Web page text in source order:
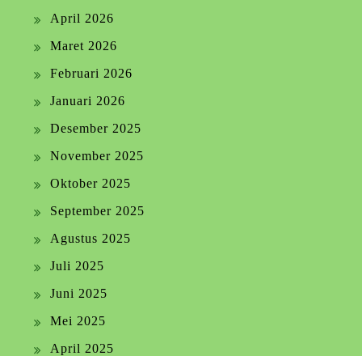
April 2026
Maret 2026
Februari 2026
Januari 2026
Desember 2025
November 2025
Oktober 2025
September 2025
Agustus 2025
Juli 2025
Juni 2025
Mei 2025
April 2025